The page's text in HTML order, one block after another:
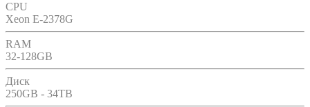
CPU
Xeon E-2378G
RAM
32-128GB
Диск
250GB - 34TB